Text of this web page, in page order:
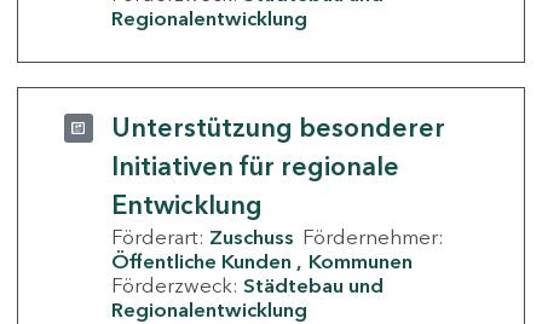
Regionalentwicklung
Unterstützung besonderer
Initiativen für regionale
Entwicklung
Förderart: Zuschuss Fördernehmer:
Öffentliche Kunden
Kommunen
Förderzweck: Städtebau und
Regionalentwicklung